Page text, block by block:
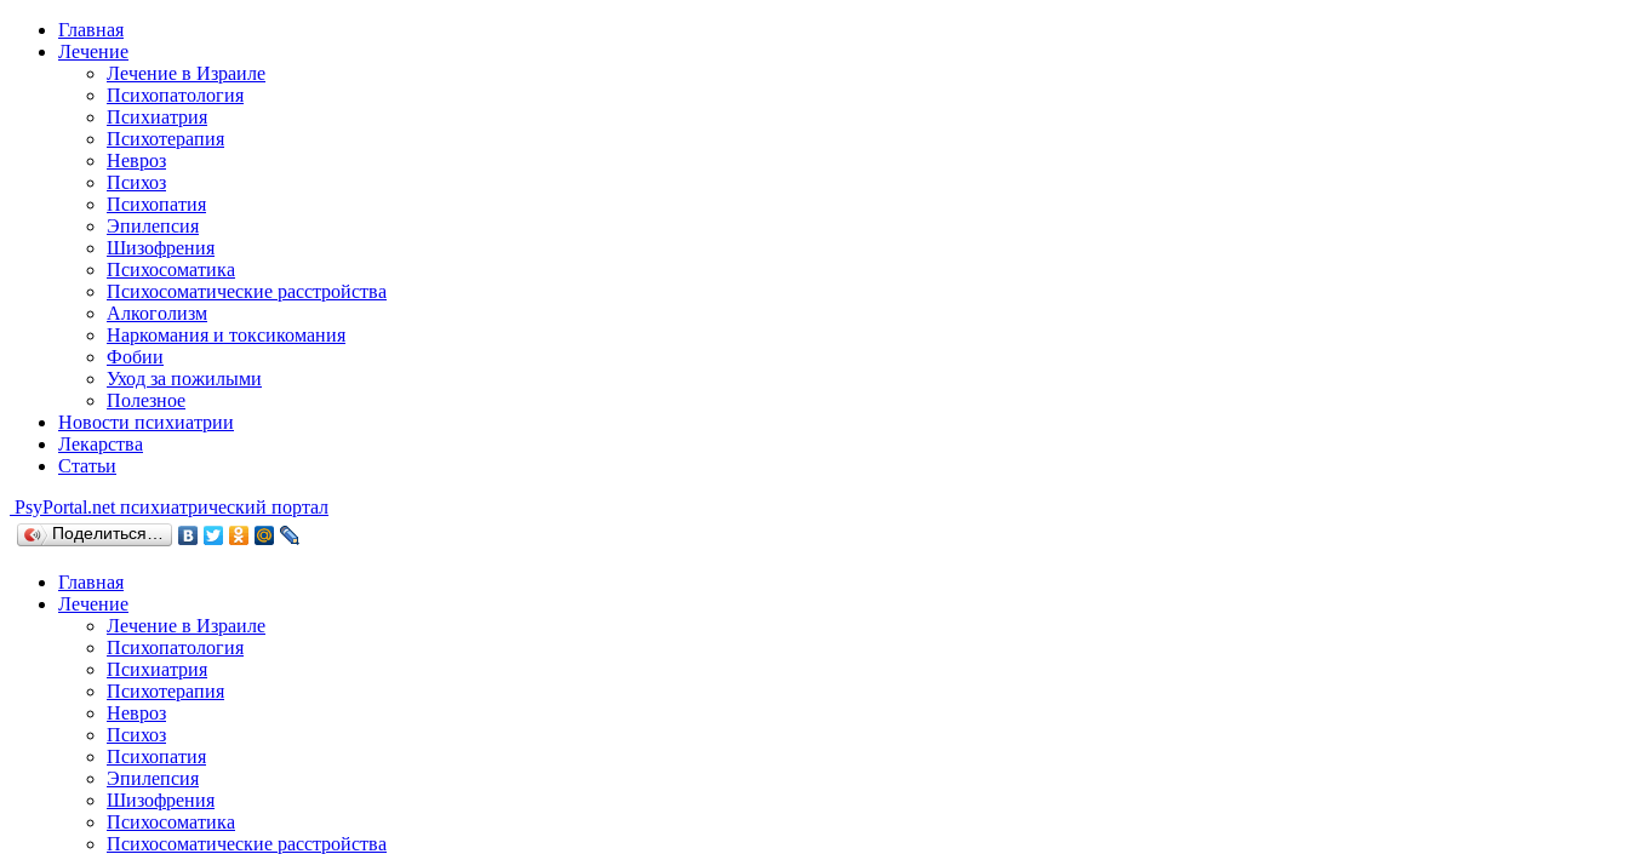
Главная
Лечение
Лечение в Израиле
Психопатология
Психиатрия
Психотерапия
Невроз
Психоз
Психопатия
Эпилепсия
Шизофрения
Психосоматика
Психосоматические расстройства
Алкоголизм
Наркомания и токсикомания
Фобии
Уход за пожилыми
Полезное
Новости психиатрии
Лекарства
Статьи
PsyPortal.net психиатрический портал
Поделиться…
Главная
Лечение
Лечение в Израиле
Психопатология
Психиатрия
Психотерапия
Невроз
Психоз
Психопатия
Эпилепсия
Шизофрения
Психосоматика
Психосоматические расстройства